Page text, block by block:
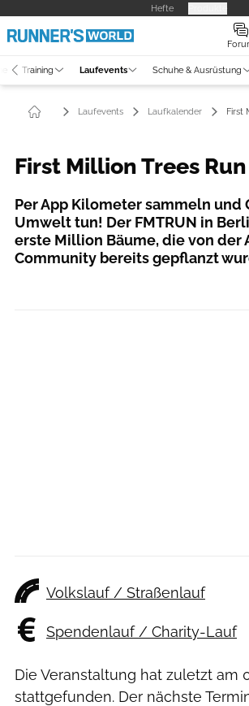
Hefte
Training Laufevents Schuhe & Ausrüstung
Laufevents Laufkalender First
First Million Trees
Per App Kilometer sammeln und
Umwelt tun! Der FMTRUN in
erste Million Bäume, die von der
Community bereits gepflanzt
Volkslauf / Straßenlauf
Spendenlauf / Charity-Lauf
Die Veranstaltung hat zuletzt am
stattgefunden. Der nächste